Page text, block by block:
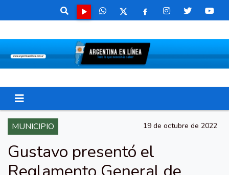
MUNICIPIO 19 de octubre de 2022
Gustavo presentó el